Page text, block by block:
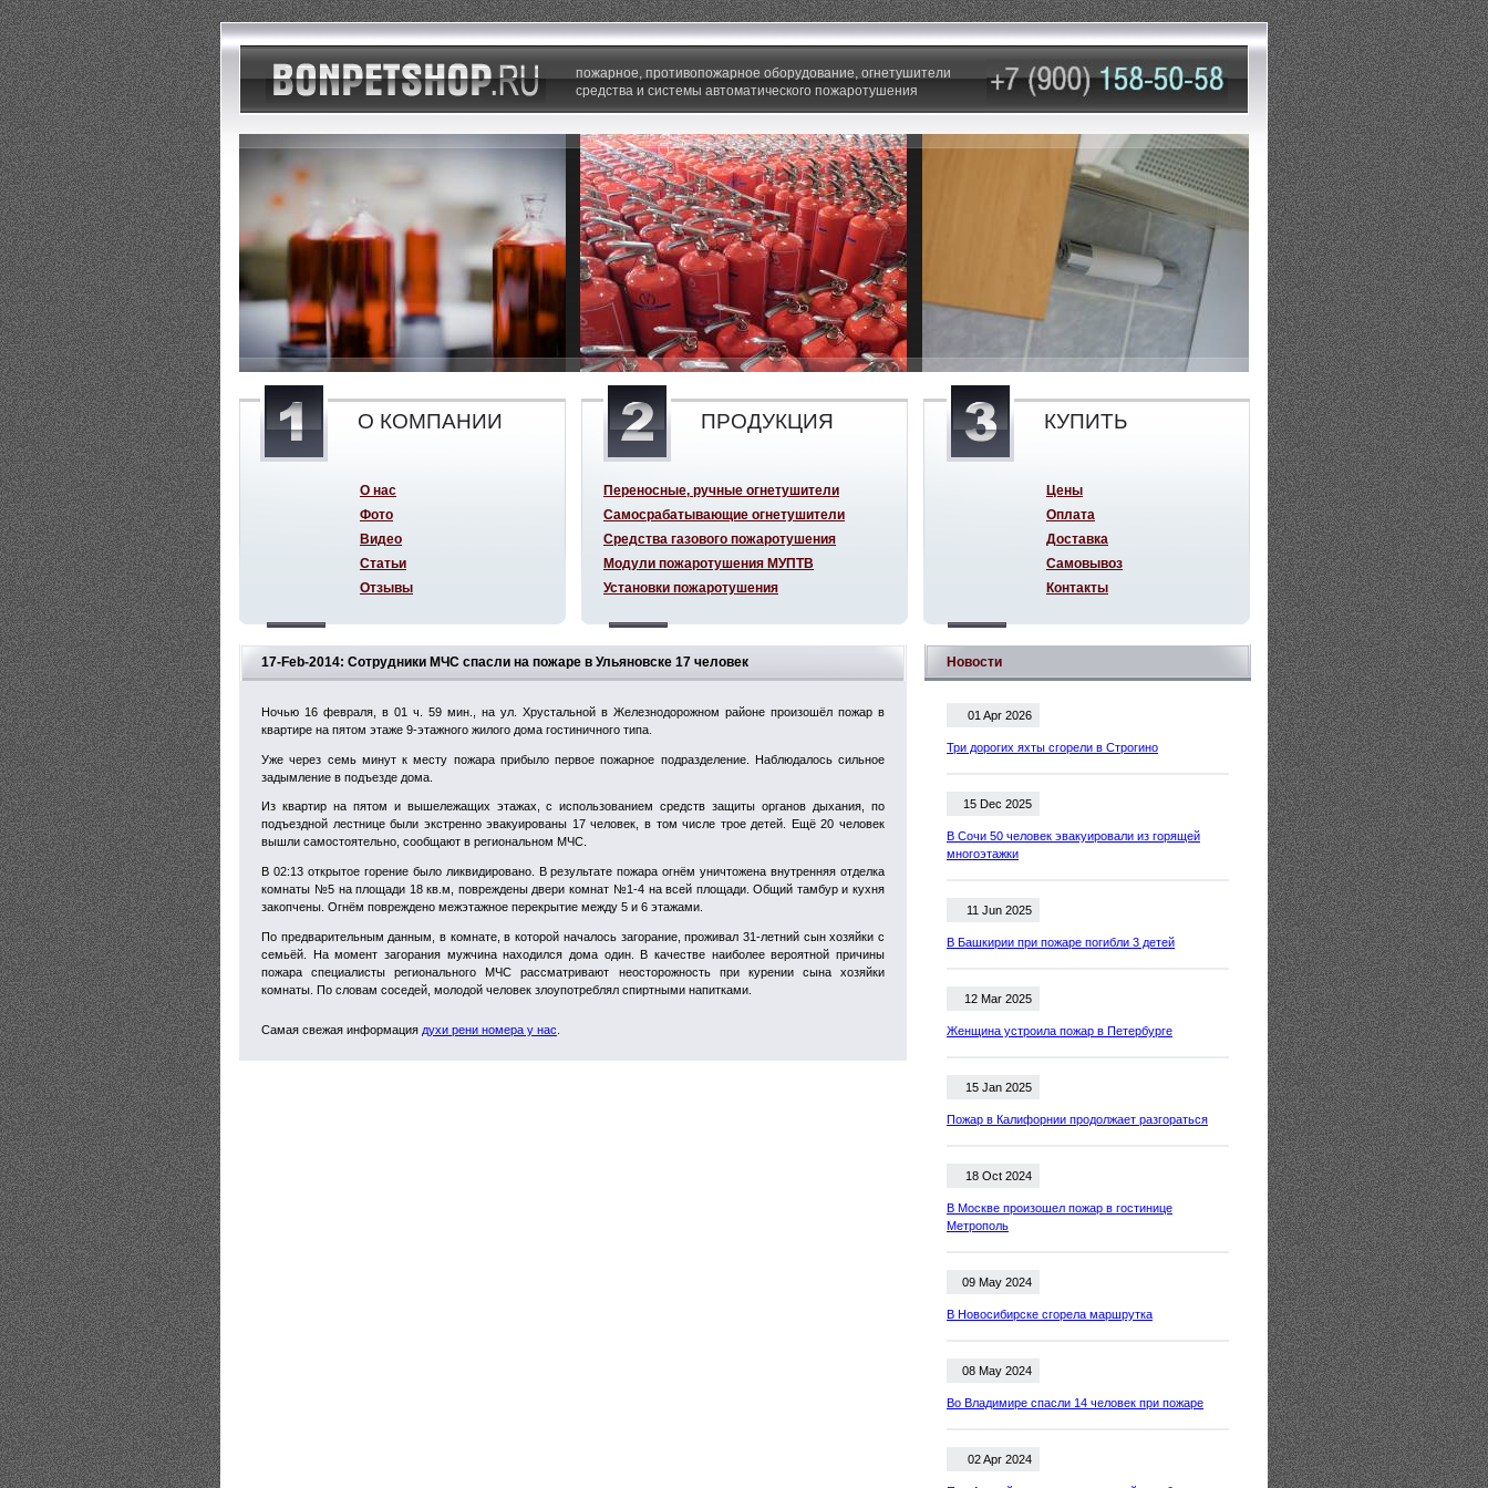
17-Feb-2014: Сотрудники МЧС спасли на пожаре в Ульяновске 17 человек
Ночью 16 февраля, в 01 ч. 59 мин., на ул. Хрустальной в Железнодорожном районе произошёл пожар в
квартире на пятом этаже 9-этажного жилого дома гостиничного типа.
Уже через семь минут к месту пожара прибыло первое пожарное подразделение. Наблюдалось сильное
задымление в подъезде дома.
Из квартир на пятом и вышележащих этажах, с использованием средств защиты органов дыхания, по
подъездной лестнице были экстренно эвакуированы 17 человек, в том числе трое детей. Ещё 20 человек
вышли самостоятельно, сообщают в региональном МЧС.
В 02:13 открытое горение было ликвидировано. В результате пожара огнём уничтожена внутренняя отделка
комнаты №5 на площади 18 кв.м, повреждены двери комнат №1-4 на всей площади. Общий тамбур и кухня
закопчены. Огнём повреждено межэтажное перекрытие между 5 и 6 этажами.
По предварительным данным, в комнате, в которой началось загорание, проживал 31-летний сын хозяйки с
семьёй. На момент загорания мужчина находился дома один. В качестве наиболее вероятной причины
пожара специалисты регионального МЧС рассматривают неосторожность при курении сына хозяйки
комнаты. По словам соседей, молодой человек злоупотреблял спиртными напитками.
Самая свежая информация духи рени номера у нас
Новости
01 Apr 2026
Три дорогих яхты сгорели в Строгино
15 Dec 2025
В Сочи 50 человек эвакуировали из горящей
многоэтажки
11 Jun 2025
В Башкирии при пожаре погибли 3 детей
12 Mar 2025
Женщина устроила пожар в Петербурге
15 Jan 2025
Пожар в Калифорнии продолжает разгораться
18 Oct 2024
В Москве произошел пожар в гостинице
Метрополь
09 May 2024
В Новосибирске сгорела маршрутка
08 May 2024
Во Владимире спасли 14 человек при пожаре
02 Apr 2024
пожарное, противопожарное оборудование, огнетушители
средства и системы автоматического пожаротушения
О КОМПАНИИ
О нас
Фото
Видео
Статьи
Отзывы
ПРОДУКЦИЯ
Переносные, ручные огнетушители
Самосрабатывающие огнетушители
Средства газового пожаротушения
Модули пожаротушения МУПТВ
Установки пожаротушения
КУПИТЬ
Цены
Оплата
Доставка
Самовывоз
Контакты